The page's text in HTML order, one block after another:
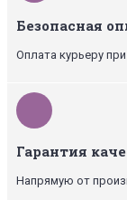
Безопасная
Оплата курьеру
Гарантия
Напрямую от